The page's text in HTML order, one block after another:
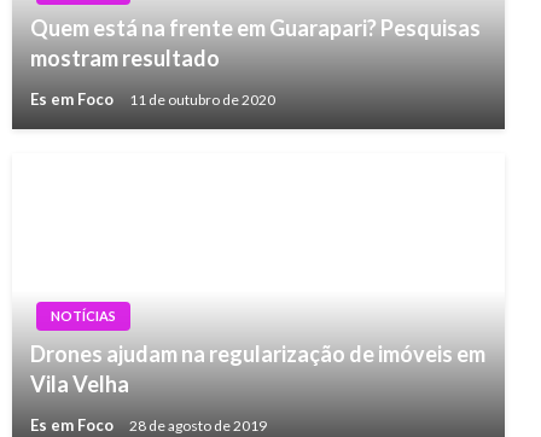
Quem está na frente em Guarapari? Pesquisas
mostram resultado
Es em Foco 11 de outubro de 2020
NOTÍCIAS
Drones ajudam na regularização de imóveis em
Vila Velha
Es em Foco 28 de agosto de 2019